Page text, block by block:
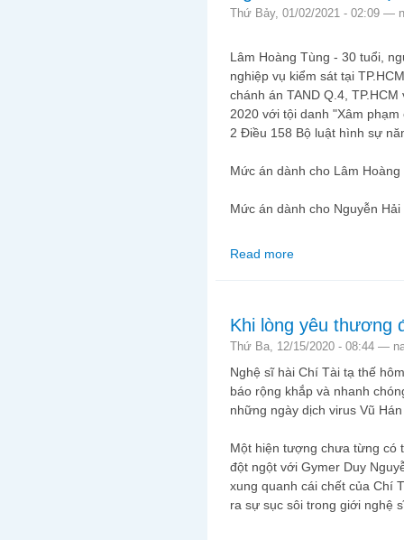
Thứ Bảy, 01/02/2021 - 02:09 —
Lâm Hoàng Tùng - 30 tuổi,
nghiệp vụ kiểm sát tại
chánh án TAND Q.4,
2020 với tội danh "Xâm
2 Điều 158 Bộ luật hình sự
Mức án dành cho Lâm
Mức án dành cho Nguyễn
Read more
Khi lòng yêu thương
Thứ Ba, 12/15/2020 - 08:44 —
Nghệ sĩ hài Chí Tài tạ thế
báo rộng khắp và nhanh
những ngày dịch virus Vũ
Một hiện tượng chưa từng có
đột ngột với Gymer Duy
xung quanh cái chết của Chí
ra sự sục sôi trong giới nghệ